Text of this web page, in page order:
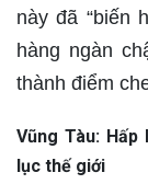
này đã “biến
hàng ngàn
thành điểm
Vũng Tàu:
lục thế giới